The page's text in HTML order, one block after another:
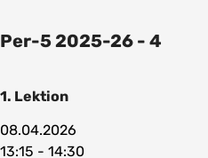
Per-5 2025-26 - 4
1. Lektion
08.04.2026
13:15 - 14:30